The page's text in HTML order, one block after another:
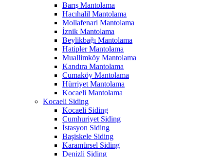
Barış Mantolama
Hacıhalil Mantolama
Mollafenari Mantolama
İznik Mantolama
Beylikbağı Mantolama
Hatipler Mantolama
Muallimköy Mantolama
Kandıra Mantolama
Cumaköy Mantolama
Hürriyet Mantolama
Kocaeli Mantolama
Kocaeli Siding
Kocaeli Siding
Cumhuriyet Siding
İstasyon Siding
Başiskele Siding
Karamürsel Siding
Denizli Siding